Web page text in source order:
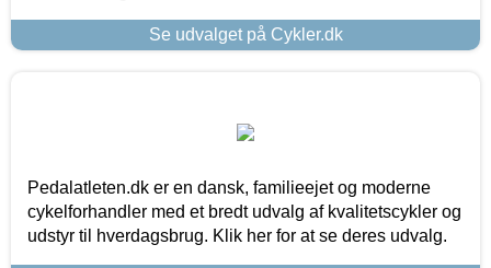
Se udvalget på Cykler.dk
Pedalatleten.dk er en dansk, familieejet og moderne
cykelforhandler med et bredt udvalg af kvalitetscykler og
udstyr til hverdagsbrug. Klik her for at se deres udvalg.